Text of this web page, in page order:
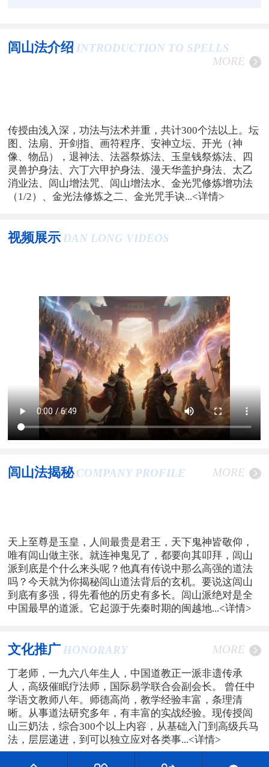
闾山法介绍 INTRODUCTION TO SPELLS
MORE
传授由浅入深，功法与法术并重，共计300个法以上。坛
图、法扇、开剑指、画符程序、安神立坛、开光（神
像、物品），退神法、法器祭炼法、玉皇钱祭炼法、四
灵兽护身法、六丁六甲护身法、漫天华盖护身法、太乙
消业法、闾山增法咒、闾山增法水、金光咒修炼增功法
（1/2）、金光法修炼之二、金光咒手诀...<详情>
视频展示 DAN LONG VIDEOS
闾山法揭秘 COMPANY PROFILE MORE
天上至尊是玉皇，人间最贵是君王，天下鬼神皆敬仰，
唯有闾山做主张。就连神鬼见了，都要向其叩拜，闾山
派到底是个什么来头呢？他真有传说中那么高强的道法
吗？今天就为你揭秘闾山道法背后的玄机。要说这闾山
到底有多强，得先看他的历史有多长。闾山派绝对是全
中国最早的道派。它起源于先秦时期的闽越地...<详情>
文化推广 HONORARY MORE
丁老师，一九六八年生人，中国道教正一派非遗传承
人，高级催眠疗法师，国际易学联合会副会长。 曾任中
学语文教师八年。师德高尚，教学经验丰富，条理清
晰。从事道法研究多年，有丰富的实战经验。现传授闾
山三奶法，综合300个以上内容，从基础入门到高级兵马
法，层层递进，到可以独立应对各类事...<详情>